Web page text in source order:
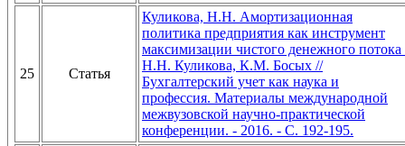
25 Статья
Куликова, Н.Н. Амортизационная
политика предприятия как инструмент
максимизации чистого денежного потока
Н.Н. Куликова, К.М. Босых //
Бухгалтерский учет как наука и
профессия. Материалы международной
межвузовской научно-практической
конференции. - 2016. - С. 192-195.